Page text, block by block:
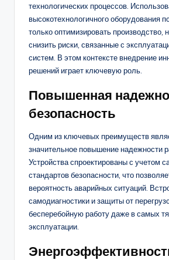
технологических процессов.
высокотехнологичного оборудования
только оптимизировать производство,
снизить риски, связанные с
систем. В этом контексте внедрение
решений играет ключевую роль.
Повышенная
безопасность
Одним из ключевых преимуществ
значительное повышение надежности
Устройства спроектированы с учетом
стандартов безопасности, что
вероятность аварийных ситуаций.
самодиагностики и защиты от
бесперебойную работу даже в самых
эксплуатации.